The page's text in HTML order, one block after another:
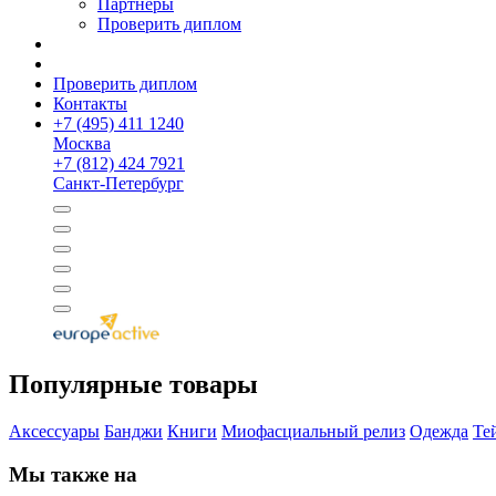
Партнёры
Проверить диплом
Проверить диплом
Контакты
+7 (495) 411 1240
Москва
+7 (812) 424 7921
Санкт-Петербург
Популярные товары
Аксессуары Банджи Книги Миофасциальный релиз Одежда
Мы также на